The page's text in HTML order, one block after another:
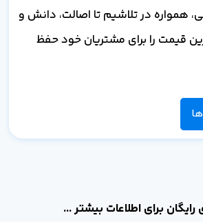
همواره در تلاشیم تا اصالت، دانش و
قیمت را برای مشتریان خود حفظ
برای اطلاعات بیشتر ...